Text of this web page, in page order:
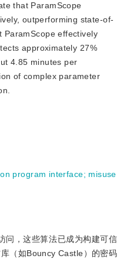
that ParamScope
outperforming state-of-
effectively
approximately 27%
4.85 minutes per
of complex parameter
program interface; misuse
问，这些算法已成为构建可信
（如Bouncy Castle）的密码